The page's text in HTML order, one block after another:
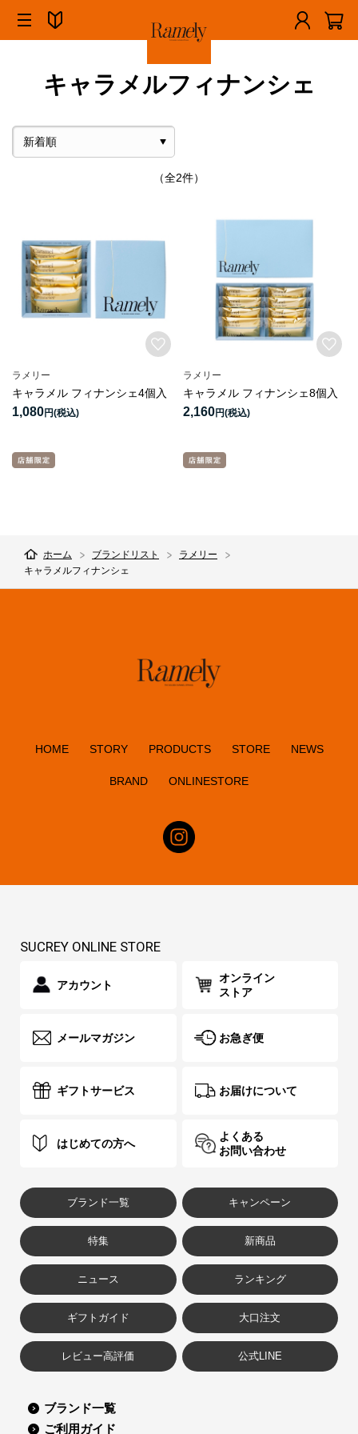
キャラメルフィナンシェ
（全2件）
ラメリー
キャラメル フィナンシェ4個入
1,080円
ラメリー
キャラメル フィナンシェ8個入
2,160円
ホーム ブランドリスト
ラメリー
キャラメルフィナンシェ
HOME STORY PRODUCTS STORE NEWS
BRAND ONLINESTORE
SUCREY ONLINE STORE
アカウント
オンライン
ストア
メールマガジン お急ぎ便
ギフトサービス お届けについて
はじめての方へ
よくある
お問い合わせ
ブランド一覧 キャンペーン
特集 新商品
ニュース ランキング
ギフトガイド 大口注文
レビュー高評価 公式LINE
ブランド一覧
ご利用ガイド